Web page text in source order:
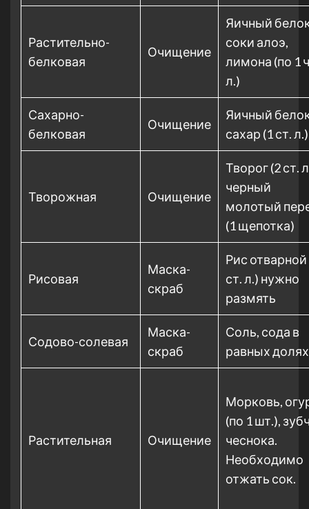
Растительно-
белковая
Очищение
Яичный
соки алоэ,
лимона (по 1
л.)
Сахарно-
белковая
Очищение
Яичный
сахар (1 ст. л.)
Творожная Очищение
Творог (2 ст.
черный
молотый
(1 щепотка)
Рисовая
Маска-
скраб
Рис отварной
ст. л.) нужно
размять
Содово-солевая
Маска-
скраб
Соль, сода в
равных долях
Растительная Очищение
Морковь,
(по 1 шт.),
чеснока.
Необходимо
отжать сок.